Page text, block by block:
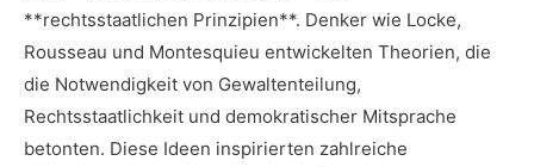
**rechtsstaatlichen Prinzipien**.⁤ Denker wie Locke,
Rousseau ⁣und Montesquieu ‌entwickelten Theorien, die​
die Notwendigkeit⁢ von Gewaltenteilung,
Rechtsstaatlichkeit⁢ und demokratischer Mitsprache
betonten. Diese Ideen inspirierten zahlreiche